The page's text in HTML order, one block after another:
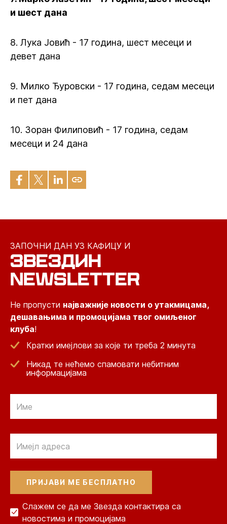
и шест дана
8. Лука Јовић - 17 година, шест месеци и
девет дана
9. Милко Ђуровски - 17 година, седам месеци
и пет дана
10. Зоран Филиповић - 17 година, седам
месеци и 24 дана
ЗАПОЧНИ ДАН УЗ КАФИЦУ И
ЗВЕЗДИН
NEWSLETTER
Не пропусти најважније новости о утакмицама,
дешавањима и промоцијама твог омиљеног
клуба!
Кратки имејлови за које ти треба 2 минута
Никад те нећемо спамовати небитним
информацијама
Слажем се да ме Звезда контактира са
новостима и промоцијама